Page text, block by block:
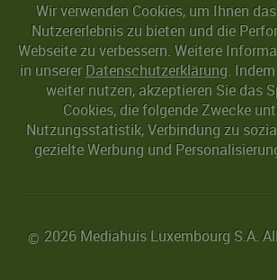
Wir verwenden Cookies, um Ihnen
Nutzererlebnis zu bieten und die
Webseite zu verbessern. Weitere
in unserer Datenschutzerklärung.
weiter nutzen, akzeptieren Sie das
Cookies, die folgende Zwecke
Nutzungsstatistik, Verbindung zu
gezielte Werbung und
© 2026 Mediahuis Luxembourg S.A.